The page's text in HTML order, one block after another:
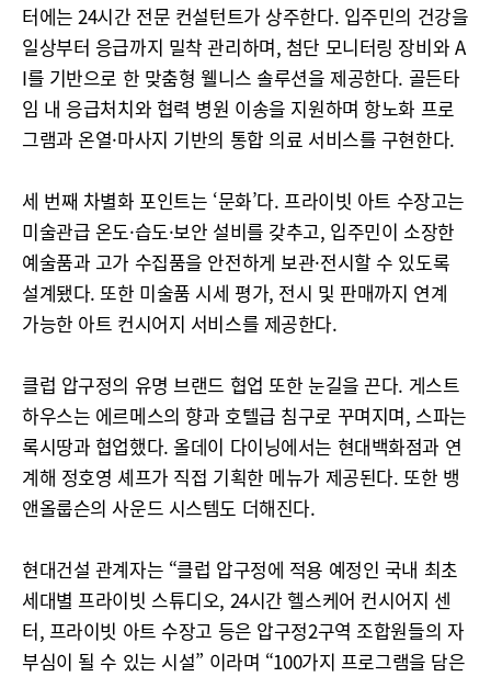
터에는 24시간 전문 컨설턴트가 상주한다. 입주민의 건강을
일상부터 응급까지 밀착 관리하며, 첨단 모니터링 장비와 A
I를 기반으로 한 맞춤형 웰니스 솔루션을 제공한다. 골든타
임 내 응급처치와 협력 병원 이송을 지원하며 항노화 프로
그램과 온열·마사지 기반의 통합 의료 서비스를 구현한다.
세 번째 차별화 포인트는 ‘문화’다. 프라이빗 아트 수장고는
미술관급 온도·습도·보안 설비를 갖추고, 입주민이 소장한
예술품과 고가 수집품을 안전하게 보관·전시할 수 있도록
설계됐다. 또한 미술품 시세 평가, 전시 및 판매까지 연계
가능한 아트 컨시어지 서비스를 제공한다.
클럽 압구정의 유명 브랜드 협업 또한 눈길을 끈다. 게스트
하우스는 에르메스의 향과 호텔급 침구로 꾸며지며, 스파는
록시땅과 협업했다. 올데이 다이닝에서는 현대백화점과 연
계해 정호영 셰프가 직접 기획한 메뉴가 제공된다. 또한 뱅
앤올룹슨의 사운드 시스템도 더해진다.
현대건설 관계자는 “클럽 압구정에 적용 예정인 국내 최초
세대별 프라이빗 스튜디오, 24시간 헬스케어 컨시어지 센
터, 프라이빗 아트 수장고 등은 압구정2구역 조합원들의 자
부심이 될 수 있는 시설” 이라며 “100가지 프로그램을 담은